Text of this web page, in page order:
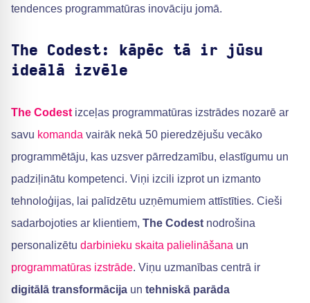
tendences programmatūras inovāciju jomā.
The Codest: kāpēc tā ir jūsu
ideālā izvēle
The Codest izceļas programmatūras izstrādes nozarē ar
savu komanda vairāk nekā 50 pieredzējušu vecāko
programmētāju, kas uzsver pārredzamību, elastīgumu un
padziļinātu kompetenci. Viņi izcili izprot un izmanto
tehnoloģijas, lai palīdzētu uzņēmumiem attīstīties. Cieši
sadarbojoties ar klientiem, The Codest nodrošina
personalizētu darbinieku skaita palielināšana un
programmatūras izstrāde. Viņu uzmanības centrā ir
digitālā transformācija un tehniskā parāda